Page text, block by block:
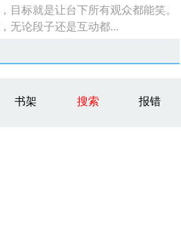
目标就是让台下所有观众都能笑。
无论段子还是互动都...
书架 搜索 报错